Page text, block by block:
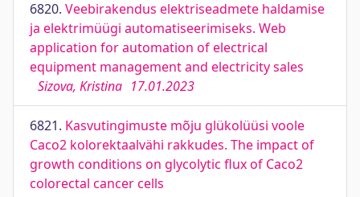
6820. Veebirakendus elektriseadmete haldamise
ja elektrimüügi automatiseerimiseks. Web
application for automation of electrical
equipment management and electricity sales
Sizova, Kristina 17.01.2023
6821. Kasvutingimuste mõju glükolüüsi voole
Caco2 kolorektaalvähi rakkudes. The impact of
growth conditions on glycolytic flux of Caco2
colorectal cancer cells